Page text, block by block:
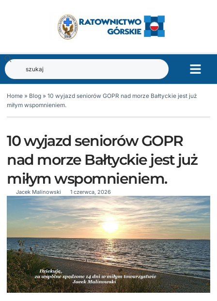
Home » Blog » 10 wyjazd seniorów GOPR nad morze Bałtyckie jest już
miłym wspomnieniem.
10 wyjazd seniorów GOPR
nad morze Bałtyckie jest już
miłym wspomnieniem.
Jacek Malinowski 1 czerwca, 2026